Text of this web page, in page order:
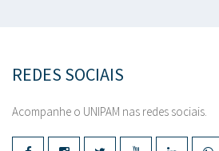
REDES SOCIAIS
Acompanhe o UNIPAM nas redes sociais.